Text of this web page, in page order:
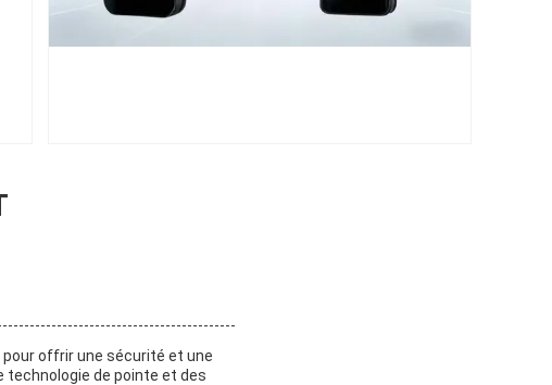
offrir une sécurité et une
technologie de pointe et des